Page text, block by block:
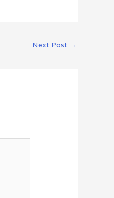
Next Post →